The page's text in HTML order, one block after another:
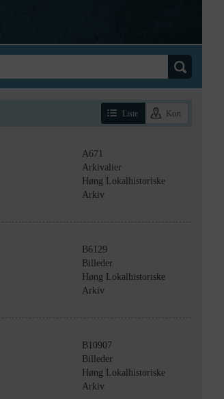
Liste Kort
A671
Arkivalier
Høng Lokalhistoriske
Arkiv
B6129
Billeder
Høng Lokalhistoriske
Arkiv
B10907
Billeder
Høng Lokalhistoriske
Arkiv